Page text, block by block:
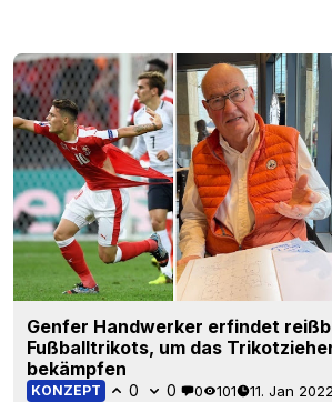
Genfer Handwerker erfindet
Fußballtrikots, um das
bekämpfen
KONZEPT 0 0 0 101 11. Jan 2022